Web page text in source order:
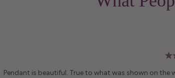
Pendant is beautiful. True to what was shown on